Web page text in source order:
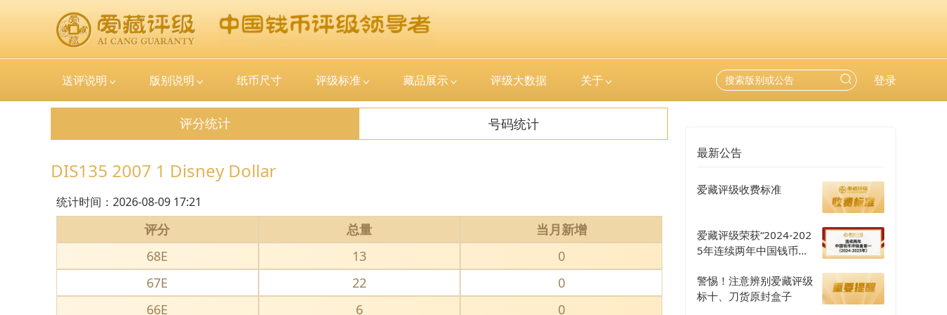
送评说明 版别说明 纸币尺寸 评级标准 藏品展示 评级大数据 关于 登录
评分统计 号码统计
DIS135 2007 1 Disney Dollar
统计时间： 2026-08-09 17:21
评分 总量
当月新增
68E
13
0
67E
22
0
66E
6
0
最新公告
爱藏评级收费标准
爱藏评级荣获“2024-202
5年连续两年中国钱币评
警惕！注意辨别爱藏评级
标十、刀货原封盒子